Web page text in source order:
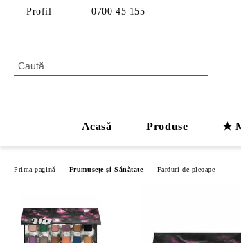
Profil 0700 45 155
Acasă Produse ★
Prima pagină Frumusețe și Sănătate Farduri de pleoape